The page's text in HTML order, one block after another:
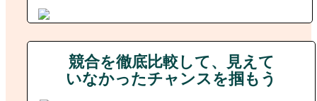
競合を徹底比較して、見えて
いなかったチャンスを掴もう